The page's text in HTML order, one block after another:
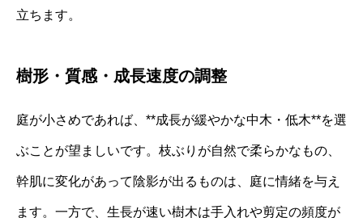
立ちます。
樹形・質感・成長速度の調整
庭が小さめであれば、**成長が緩やかな中木・低木**を選
ぶことが望ましいです。枝ぶりが自然で柔らかなもの、
幹肌に変化があって陰影が出るものは、庭に情緒を与え
ます。一方で、生長が速い樹木は手入れや剪定の頻度が